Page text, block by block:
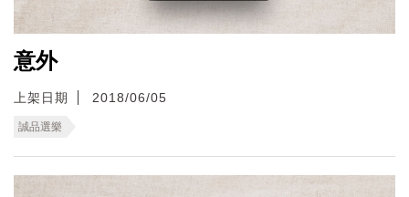
意外
上架日期 2018/06/05
誠品選樂